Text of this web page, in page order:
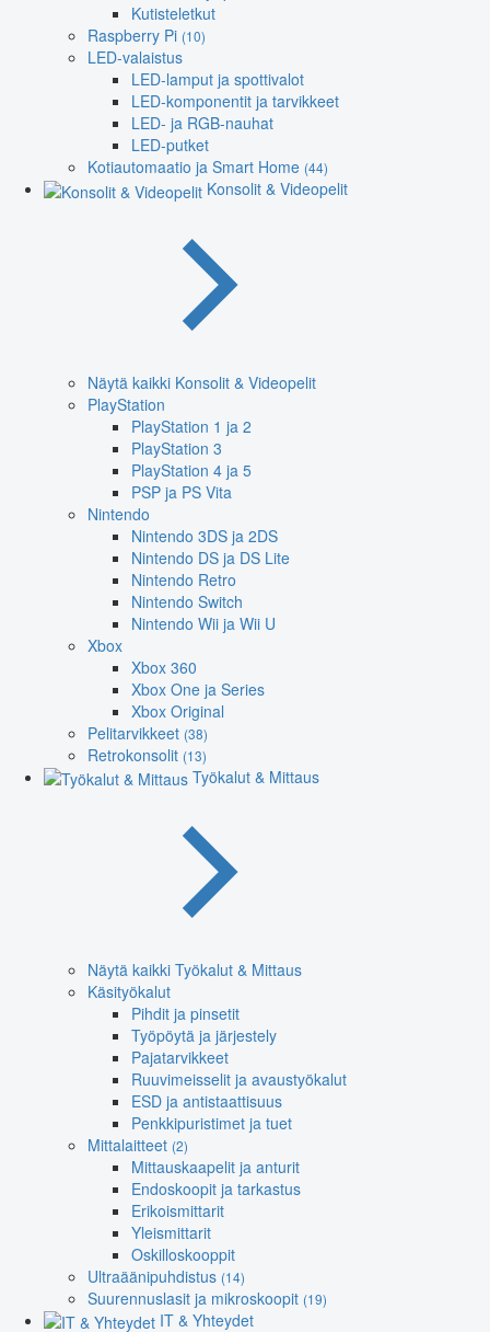
Kutisteletkut
Raspberry Pi (10)
LED-valaistus
LED-lamput ja spottivalot
LED-komponentit ja tarvikkeet
LED- ja RGB-nauhat
LED-putket
Kotiautomaatio ja Smart Home (44)
Konsolit & Videopelit
Näytä kaikki Konsolit & Videopelit
PlayStation
PlayStation 1 ja 2
PlayStation 3
PlayStation 4 ja 5
PSP ja PS Vita
Nintendo
Nintendo 3DS ja 2DS
Nintendo DS ja DS Lite
Nintendo Retro
Nintendo Switch
Nintendo Wii ja Wii U
Xbox
Xbox 360
Xbox One ja Series
Xbox Original
Pelitarvikkeet (38)
Retrokonsolit (13)
Työkalut & Mittaus
Näytä kaikki Työkalut & Mittaus
Käsityökalut
Pihdit ja pinsetit
Työpöytä ja järjestely
Pajatarvikkeet
Ruuvimeisselit ja avaustyökalut
ESD ja antistaattisuus
Penkkipuristimet ja tuet
Mittalaitteet (2)
Mittauskaapelit ja anturit
Endoskoopit ja tarkastus
Erikoismittarit
Yleismittarit
Oskilloskooppit
Ultraäänipuhdistus (14)
Suurennuslasit ja mikroskoopit (19)
IT & Yhteydet